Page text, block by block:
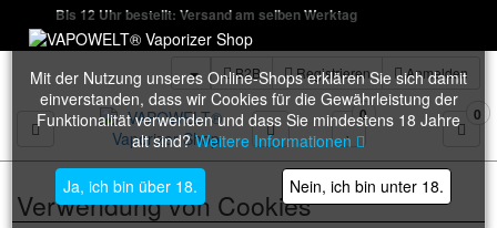
Bis 12 Uhr bestellt: Versand am selben Werktag
B2B Registrieren Anmelden
Toggle navigation
0 0
Mit der Nutzung unseres Online-Shops erklären Sie sich damit
einverstanden, dass wir Cookies für die Gewährleistung der
Funktionalität verwenden und dass Sie mindestens 18 Jahre
alt sind?Weitere Informationen
Ja, ich bin über 18. Nein, ich bin unter 18.
Verwendung von Cookies